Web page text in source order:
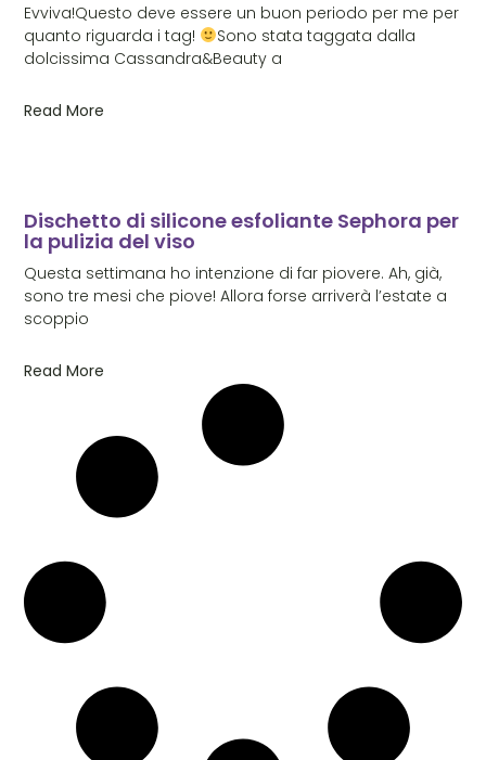
Evviva!Questo deve essere un buon periodo per me per
quanto riguarda i tag!
Sono stata taggata dalla
dolcissima Cassandra&Beauty a
Read More
Dischetto di silicone esfoliante Sephora per
la pulizia del viso
Questa settimana ho intenzione di far piovere. Ah, già,
sono tre mesi che piove! Allora forse arriverà l’estate a
scoppio
Read More